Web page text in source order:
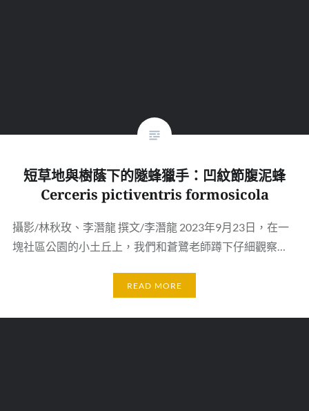
短草地與樹蔭下的隧蜂獵手：凹紋節腹泥蜂
Cerceris pictiventris formosicola
攝影/林秋玫、李潛龍 撰文/李潛龍 2023年9月23日，在一
塊社區公園的小土丘上，我們和蒼鷺老師蹲下仔細觀察…
READ MORE